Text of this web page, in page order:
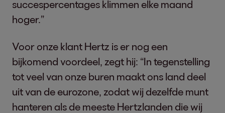
succespercentages klimmen elke maand
hoger.”
Voor onze klant Hertz is er nog een
bijkomend voordeel, zegt hij: “In tegenstelling
tot veel van onze buren maakt ons land deel
uit van de eurozone, zodat wij dezelfde munt
hanteren als de meeste Hertzlanden die wij